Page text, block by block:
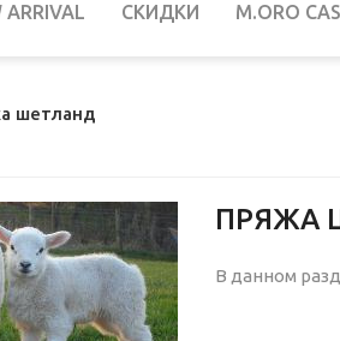
СКИДКИ M.ORO
шетланд
ПРЯЖА
В данном